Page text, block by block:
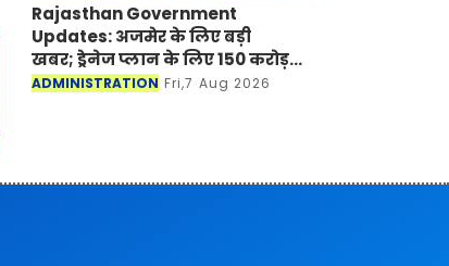
Rajasthan Government
Updates: अजमेर के लिए बड़ी
खबर; ड्रेनेज प्लान के लिए 150 करोड़
रूपए मंजूर
ADMINISTRATION Fri,7 Aug 2026